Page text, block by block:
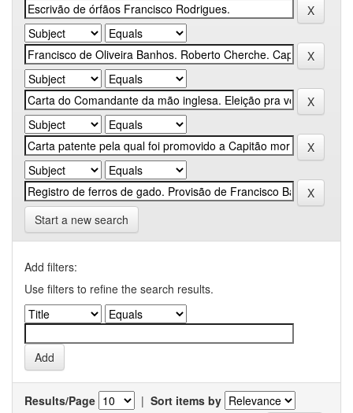
Start a new search
Add filters:
Use filters to refine the search results.
Results/Page | Sort items by